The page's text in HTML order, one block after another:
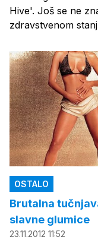
Hive'. Još se ne
zdravstvenom
OSTALO
Brutalna
slavne glumice
23.11.2012 11:52